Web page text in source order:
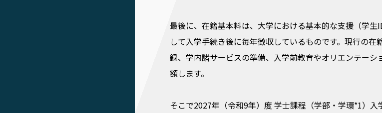
最後に、在籍基本料は、大学における基本的な支援（学
して入学手続き後に毎年徴収しているものです。現行の
録、学内諸サービスの準備、入学前教育やオリエンテー
額します。
そこで2027年（令和9年）度 学士課程（学部・学環*1）